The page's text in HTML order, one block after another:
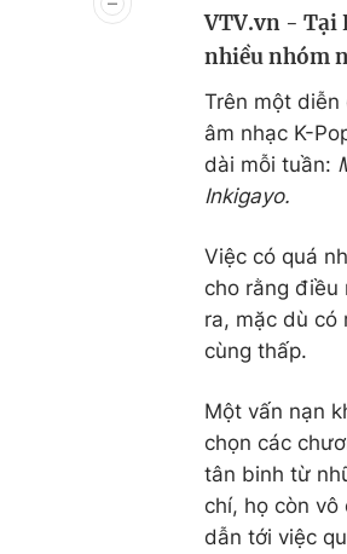
VTV.vn - Tại
nhiều nhóm
Trên một diễn
âm nhạc K-
dài mỗi tuần:
Inkigayo.
Việc có quá
cho rằng điều
ra, mặc dù có
cùng thấp.
Một vấn nạn
chọn các
tân binh từ
chí, họ còn
dẫn tới việc